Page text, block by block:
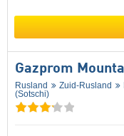
Gazprom
Rusland Zuid-Rusland
(Sotschi)